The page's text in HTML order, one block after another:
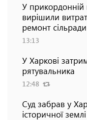
У прикордонній
вирішили
ремонт сільради
13:13
У Харкові
рятувальника
12:48
Суд забрав у
історичної